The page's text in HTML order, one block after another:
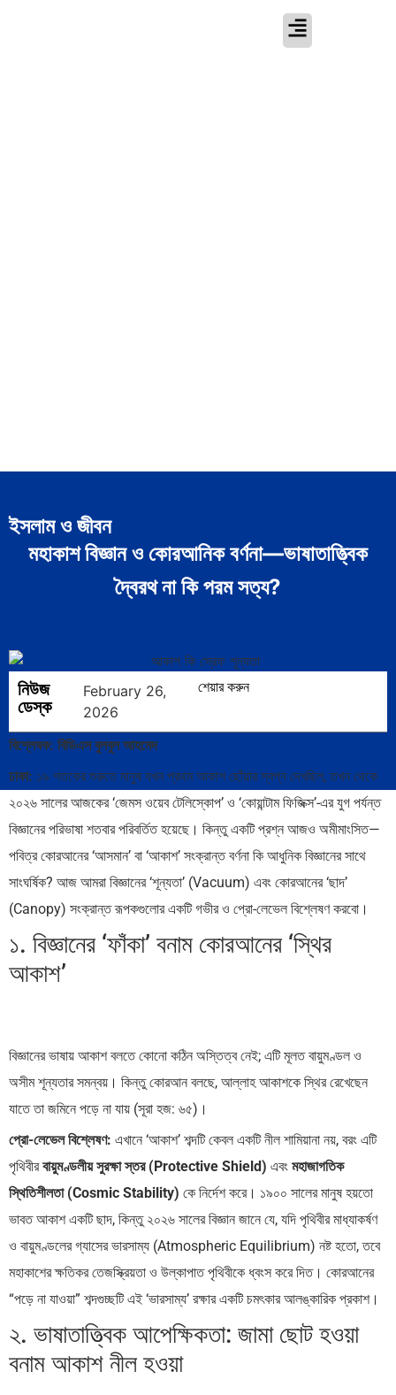
ইসলাম ও জীবন
মহাকাশ বিজ্ঞান ও কোরআনিক বর্ণনা—ভাষাতাত্ত্বিক
দ্বৈরথ না কি পরম সত্য?
নিউজ
ডেস্ক
February 26,
2026
শেয়ার করুন
বিশ্লেষক: বিডিএস বুলবুল আহমেদ
ঢাকা: ১৯ শতকের শুরুতে মানুষ যখন প্রথম আকাশ ছোঁয়ার স্বপ্ন দেখছিল, তখন থেকে
২০২৬ সালের আজকের ‘জেমস ওয়েব টেলিস্কোপ’ ও ‘কোয়ান্টাম ফিজিক্স’-এর যুগ পর্যন্ত
বিজ্ঞানের পরিভাষা শতবার পরিবর্তিত হয়েছে। কিন্তু একটি প্রশ্ন আজও অমীমাংসিত—
পবিত্র কোরআনের ‘আসমান’ বা ‘আকাশ’ সংক্রান্ত বর্ণনা কি আধুনিক বিজ্ঞানের সাথে
সাংঘর্ষিক? আজ আমরা বিজ্ঞানের ‘শূন্যতা’ (Vacuum) এবং কোরআনের ‘ছাদ’
(Canopy) সংক্রান্ত রূপকগুলোর একটি গভীর ও প্রো-লেভেল বিশ্লেষণ করবো।
১. বিজ্ঞানের ‘ফাঁকা’ বনাম কোরআনের ‘স্থির
আকাশ’
বিজ্ঞানের ভাষায় আকাশ বলতে কোনো কঠিন অস্তিত্ব নেই; এটি মূলত বায়ুমণ্ডল ও
অসীম শূন্যতার সমন্বয়। কিন্তু কোরআন বলছে, আল্লাহ আকাশকে স্থির রেখেছেন
যাতে তা জমিনে পড়ে না যায় (সূরা হজ: ৬৫)।
প্রো-লেভেল বিশ্লেষণ: এখানে ‘আকাশ’ শব্দটি কেবল একটি নীল শামিয়ানা নয়, বরং এটি
পৃথিবীরবায়ুমণ্ডলীয় সুরক্ষা স্তর (Protective Shield) এবং মহাজাগতিক
স্থিতিশীলতা (Cosmic Stability) কে নির্দেশ করে। ১৯০০ সালের মানুষ হয়তো
ভাবত আকাশ একটি ছাদ, কিন্তু ২০২৬ সালের বিজ্ঞান জানে যে, যদি পৃথিবীর মাধ্যাকর্ষণ
ও বায়ুমণ্ডলের গ্যাসের ভারসাম্য (Atmospheric Equilibrium) নষ্ট হতো, তবে
মহাকাশের ক্ষতিকর তেজস্ক্রিয়তা ও উল্কাপাত পৃথিবীকে ধ্বংস করে দিত। কোরআনের
“পড়ে না যাওয়া” শব্দগুচ্ছটি এই ‘ভারসাম্য’ রক্ষার একটি চমৎকার আলঙ্কারিক প্রকাশ।
২. ভাষাতাত্ত্বিক আপেক্ষিকতা: জামা ছোট হওয়া
বনাম আকাশ নীল হওয়া